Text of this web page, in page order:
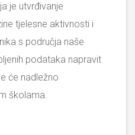
je utvrđivanje
tjelesne aktivnosti i
s područja naše
podataka napravit
će nadležno
školama.